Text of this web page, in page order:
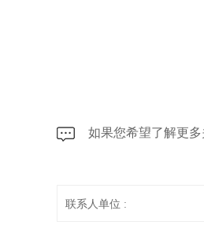
如果您希望了解更
联系人单位 :